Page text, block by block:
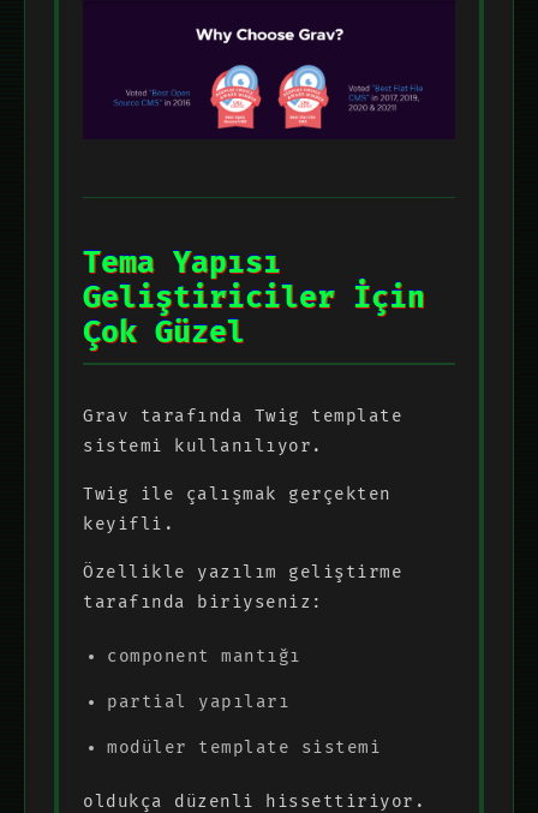
Tema Yapısı
Geliştiriciler İçin
Çok Güzel
Grav tarafında Twig template
sistemi kullanılıyor.
Twig ile çalışmak gerçekten
keyifli.
Özellikle yazılım geliştirme
tarafında biriyseniz:
component mantığı
partial yapıları
modüler template sistemi
oldukça düzenli hissettiriyor.